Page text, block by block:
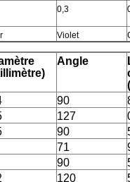
0,3
Violet
Angle
90
127
90
71
90
120